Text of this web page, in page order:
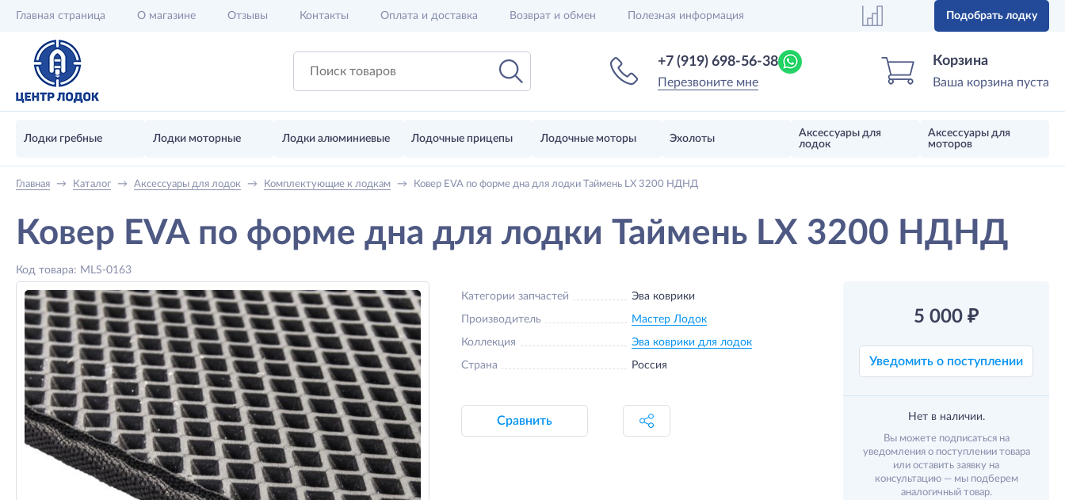
Главная страница О магазине Отзывы Контакты Оплата и доставка Возврат и обмен Полезная информация Подобрать лодку
Корзина
Ваша корзина пуста
+7 (919) 698-56-38
Перезвоните мне
Лодки гребные Лодки моторные Лодки алюминиевые Лодочные прицепы Лодочные моторы Эхолоты
Аксессуары для
лодок
Аксессуары для
моторов
Главная → Каталог → Аксессуары для лодок → Комплектующие к лодкам → Ковер EVA по форме дна для лодки Таймень LX 3200 НДНД
Ковер EVA по форме дна для лодки Таймень LX 3200 НДНД
Код товара: MLS-0163
5 000 ₽
Уведомить о поступлении
Нет в наличии.
Вы можете подписаться на
уведомления о поступлении товара
или оставить заявку на
консультацию — мы подберем
аналогичный товар.
Категории запчастей Эва коврики
Производитель Мастер Лодок
Коллекция Эва коврики для лодок
Страна Россия
Сравнить